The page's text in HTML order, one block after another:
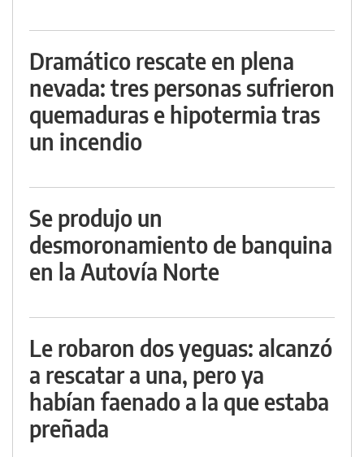
Dramático rescate en plena
nevada: tres personas sufrieron
quemaduras e hipotermia tras
un incendio
Se produjo un
desmoronamiento de banquina
en la Autovía Norte
Le robaron dos yeguas: alcanzó
a rescatar a una, pero ya
habían faenado a la que estaba
preñada